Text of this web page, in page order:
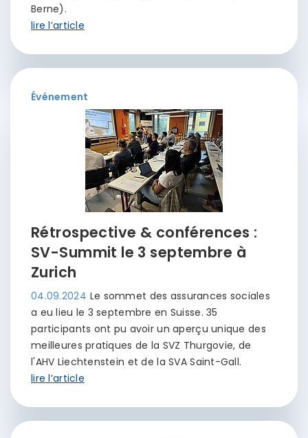
Berne).
lire l’article
Événement
Rétrospective & conférences :
SV-Summit le 3 septembre à
Zurich
04.09.2024 Le sommet des assurances sociales
a eu lieu le 3 septembre en Suisse. 35
participants ont pu avoir un aperçu unique des
meilleures pratiques de la SVZ Thurgovie, de
l'AHV Liechtenstein et de la SVA Saint-Gall.
lire l’article